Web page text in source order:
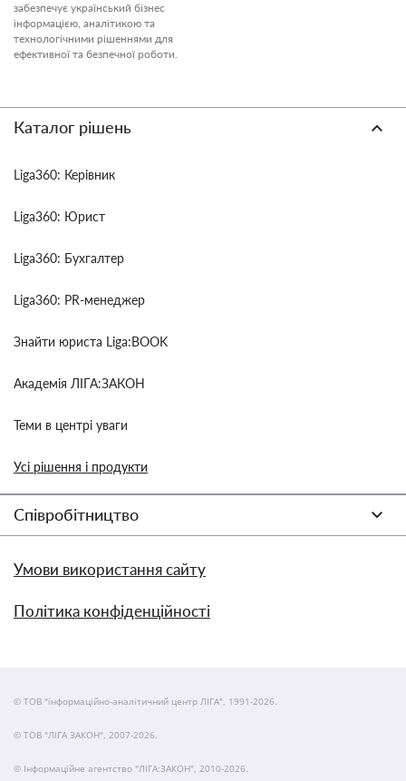
забезпечує український бізнес
інформацією, аналітикою та
технологічними рішеннями для
ефективної та безпечної роботи.
Каталог рішень
Liga360: Керівник
Liga360: Юрист
Liga360: Бухгалтер
Liga360: PR-менеджер
Знайти юриста Liga:BOOK
Академія ЛІГА:ЗАКОН
Теми в центрі уваги
Усі рішення і продукти
Співробітництво
Умови використання сайту
Політика конфіденційності
© ТОВ "інформаційно-аналітичний центр ЛІГА", 1991-2026.
© ТОВ "ЛІГА ЗАКОН", 2007-2026.
© Інформаційне агентство "ЛІГА:ЗАКОН", 2010-2026.